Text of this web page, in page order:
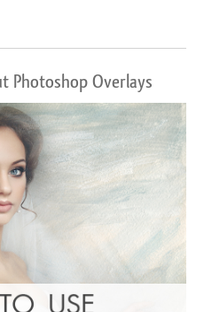
Photoshop Overlays